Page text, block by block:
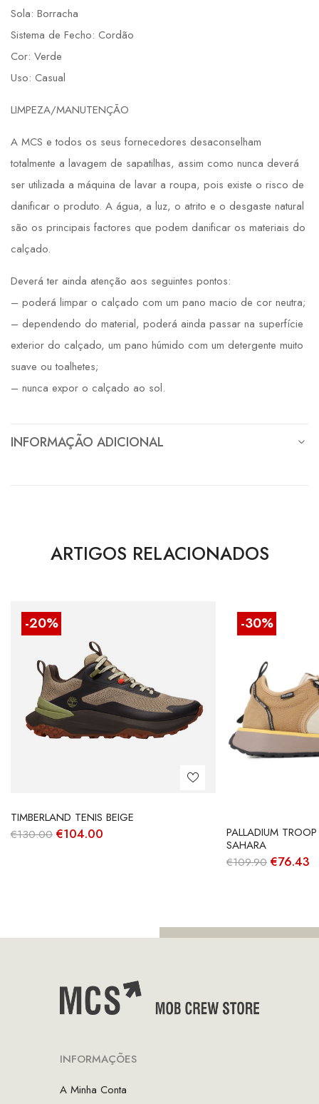
Sola: Borracha
Sistema de Fecho: Cordão
Cor: Verde
Uso: Casual
LIMPEZA/MANUTENÇÃO
A MCS e todos os seus fornecedores desaconselham
totalmente a lavagem de sapatilhas, assim como nunca deverá
ser utilizada a máquina de lavar a roupa, pois existe o risco de
danificar o produto. A água, a luz, o atrito e o desgaste natural
são os principais factores que podem danificar os materiais do
calçado.
Deverá ter ainda atenção aos seguintes pontos:
– poderá limpar o calçado com um pano macio de cor neutra;
– dependendo do material, poderá ainda passar na superfície
exterior do calçado, um pano húmido com um detergente muito
suave ou toalhetes;
– nunca expor o calçado ao sol.
INFORMAÇÃO ADICIONAL
ARTIGOS RELACIONADOS
-20%
TIMBERLAND TENIS BEIGE
€130.00 O
€104.00
-30%
PALLADIUM
SAHARA
€109.90 O
€76.43
INFORMAÇÕES
A Minha Conta